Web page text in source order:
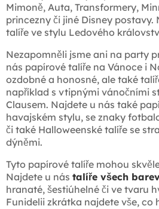
Mimoně, Auta, Transformery,
princezny či jiné Disney postavy.
talíře ve stylu Ledového
Nezapomněli jsme ani na party
nás papírové talíře na Vánoce i
ozdobné a honosné, ale také
například s vtipnými vánočními
Clausem. Najdete u nás také
havajském stylu, se znaky
či také Halloweenské talíře se
dýněmi.
Tyto papírové talíře mohou
Najdete u nás talíře všech
hranaté, šestiúhelné či ve tvaru
Funidelii zkrátka najdete vše, co